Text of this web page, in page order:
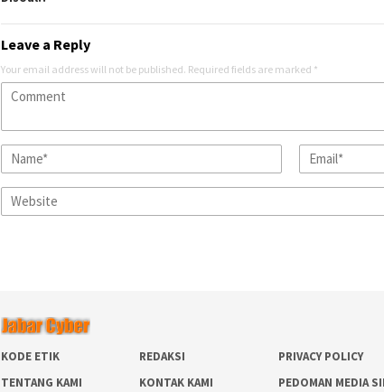
Leave a Reply
Your email address will not be published. Required fields are marked *
KODE ETIK REDAKSI
PRIVACY POLICY
TENTANG KAMI
KONTAK KAMI PEDOMAN MEDIA